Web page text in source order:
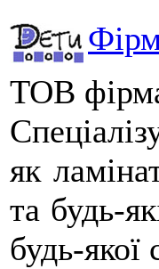
ТОВ
як
та будь-
будь-якої